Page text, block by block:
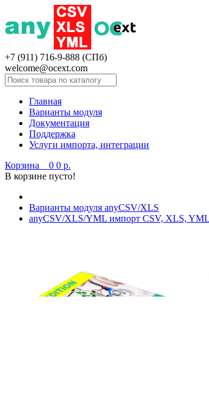
+7 (911) 716-9-888 (СПб)
welcome@ocext.com
Главная
Варианты модуля
Документация
Поддержка
Услуги импорта, интеграции
Корзина
0 0 р.
В корзине пусто!
Варианты модуля anyCSV/XLS
anyCSV/XLS/YML импорт CSV, XLS, YML